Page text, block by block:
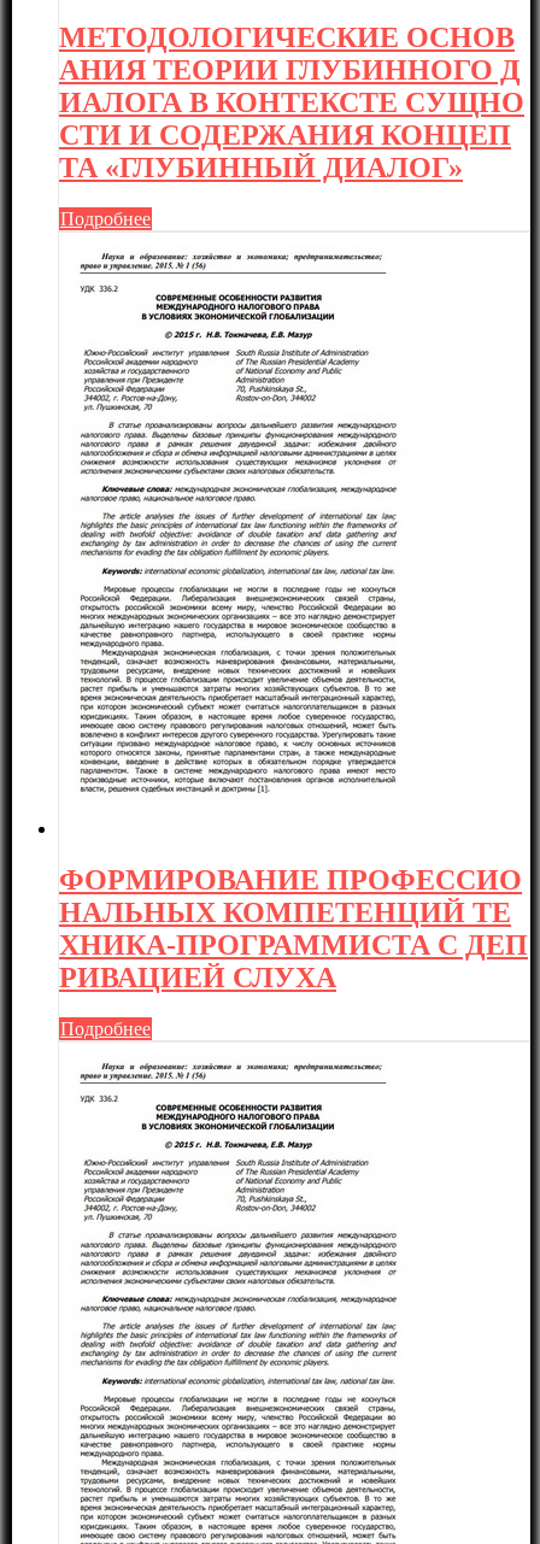
МЕТОДОЛОГИЧЕСКИЕ ОСНОВ
АНИЯ ТЕОРИИ ГЛУБИННОГО Д
ИАЛОГА В КОНТЕКСТЕ СУЩНО
СТИ И СОДЕРЖАНИЯ КОНЦЕП
ТА «ГЛУБИННЫЙ ДИАЛОГ»
Подробнее
ФОРМИРОВАНИЕ ПРОФЕССИО
НАЛЬНЫХ КОМПЕТЕНЦИЙ ТЕ
ХНИКА-ПРОГРАММИСТА С ДЕП
РИВАЦИЕЙ СЛУХА
Подробнее